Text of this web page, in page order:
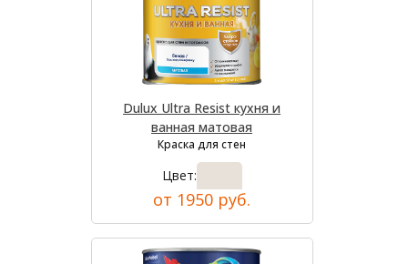
Dulux Ultra Resist кухня и
ванная матовая
Краска для стен
Цвет:
от 1950 руб.